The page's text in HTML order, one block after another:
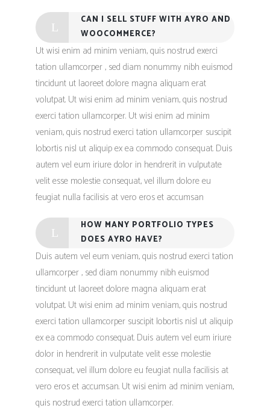
CAN I SELL STUFF WITH AYRO AND
WOOCOMMERCE?
Ut wisi enim ad minim veniam, quis nostrud exerci
tation ullamcorper , sed diam nonummy nibh euismod
tincidunt ut laoreet dolore magna aliquam erat
volutpat. Ut wisi enim ad minim veniam, quis nostrud
exerci tation ullamcorper. Ut wisi enim ad minim
veniam, quis nostrud exerci tation ullamcorper suscipit
lobortis nisl ut aliquip ex ea commodo consequat. Duis
autem vel eum iriure dolor in hendrerit in vulputate
velit esse molestie consequat, vel illum dolore eu
feugiat nulla facilisis at vero eros et accumsan
HOW MANY PORTFOLIO TYPES
DOES AYRO HAVE?
Duis autem vel eum veniam, quis nostrud exerci tation
ullamcorper , sed diam nonummy nibh euismod
tincidunt ut laoreet dolore magna aliquam erat
volutpat. Ut wisi enim ad minim veniam, quis nostrud
exerci tation ullamcorper suscipit lobortis nisl ut aliquip
ex ea commodo consequat. Duis autem vel eum iriure
dolor in hendrerit in vulputate velit esse molestie
consequat, vel illum dolore eu feugiat nulla facilisis at
vero eros et accumsan. Ut wisi enim ad minim veniam,
quis nostrud exerci tation ullamcorper.